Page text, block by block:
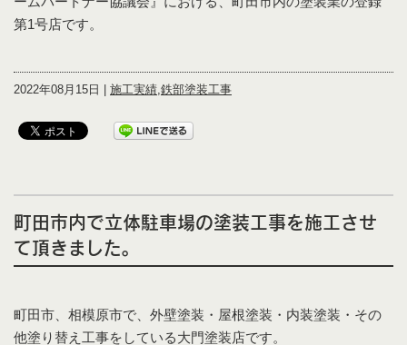
第1号店です。
2022年08月15日 | 施工実績,鉄部塗装工事
町田市内で立体駐車場の塗装工事を施工させ
て頂きました。
町田市、相模原市で、外壁塗装・屋根塗装・内装塗装・その
他塗り替え工事をしている大門塗装店です。